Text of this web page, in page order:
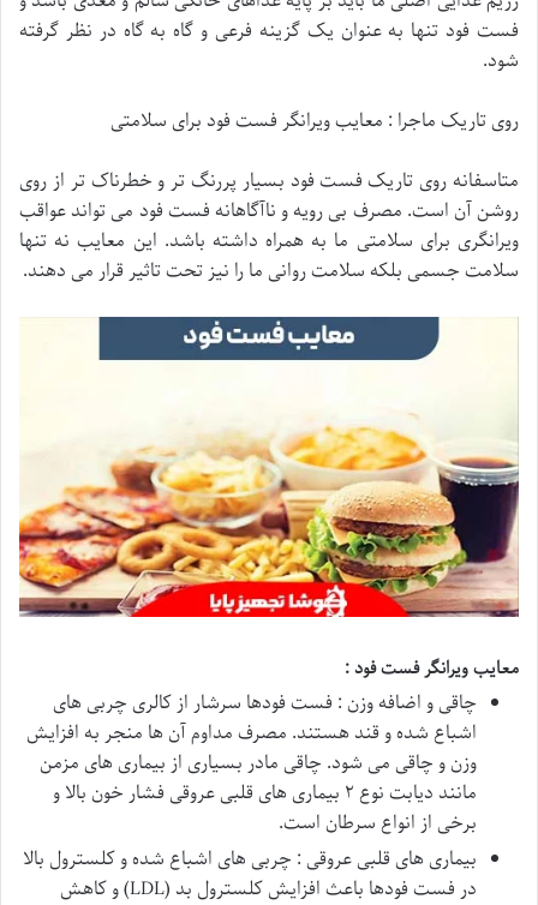
فست فود تنها به عنوان یک گزینه فرعی و گاه به گاه در نظر گرفته
شود.
روی تاریک ماجرا : معایب ویرانگر فست فود برای سلامتی
متاسفانه روی تاریک فست فود بسیار پررنگ تر و خطرناک تر از روی
روشن آن است. مصرف بی رویه و ناآگاهانه فست فود می تواند عواقب
ویرانگری برای سلامتی ما به همراه داشته باشد. این معایب نه تنها
سلامت جسمی بلکه سلامت روانی ما را نیز تحت تاثیر قرار می دهند.
معایب ویرانگر فست فود :
چاقی و اضافه وزن : فست فودها سرشار از کالری چربی های
اشباع شده و قند هستند. مصرف مداوم آن ها منجر به افزایش
وزن و چاقی می شود. چاقی مادر بسیاری از بیماری های مزمن
مانند دیابت نوع ۲ بیماری های قلبی عروقی فشار خون بالا و
برخی از انواع سرطان است.
بیماری های قلبی عروقی : چربی های اشباع شده و کلسترول بالا
در فست فودها باعث افزایش کلسترول بد (LDL) و کاهش